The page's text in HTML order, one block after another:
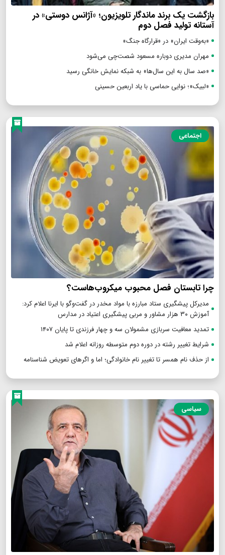
بازگشت یک برند ماندگار تلویزیون؛ «آژانس دوستی» در
آستانه تولید فصل دوم
«به‌وقت ایران» در «قرارگاه جنگ»
مهران مدیری دوباره مسعود شصت‌چی می‌شود
«صد سال به این سال‌ها» به شبکه نمایش خانگی رسید
«لبیک»؛ نوایی حماسی با یاد اربعین حسینی
اجتماعی
چرا تابستان فصل محبوب میکروب‌هاست؟
مدیرکل پیشگیری ستاد مبارزه با مواد مخدر در گفت‌وگو با ایرنا اعلام کرد:
آموزش ۳۰ هزار مشاور و مربی پیشگیری اعتیاد در مدارس
تمدید معافیت سربازی مشمولان سه و چهار فرزندی تا پایان ۱۴۰۷
شرایط تغییر رشته در دوره دوم متوسطه روزانه اعلام شد
از حذف نام همسر تا تغییر نام خانوادگی؛ اما و اگرهای تعویض شناسنامه
سیاسی